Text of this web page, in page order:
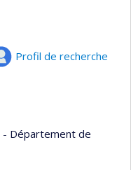
Profil de recherche
- Département de